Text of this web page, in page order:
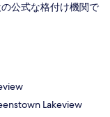
公式な格付け機関で
Lakeview